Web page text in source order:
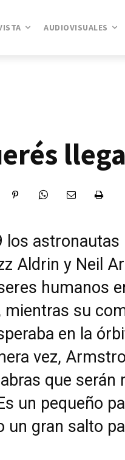
AUDIOVISUALES
los astronautas
Aldrin y Neil
humanos
mientras su
en la
vez,
que serán
un pequeño
un gran salto